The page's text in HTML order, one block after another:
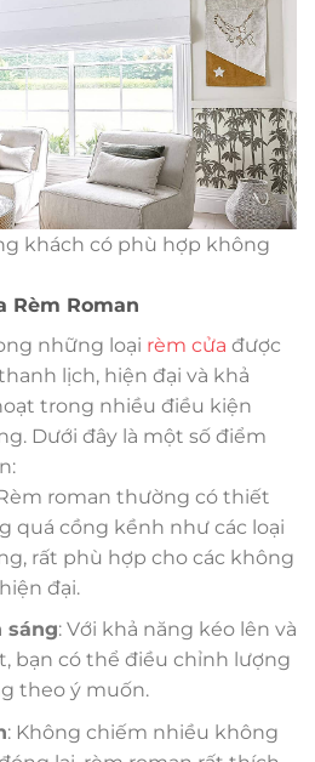
khách có phù hợp không
Rèm Roman
những loại rèm cửa được
lịch, hiện đại và khả
trong nhiều điều kiện
Dưới đây là một số điểm
roman thường có thiết
quá cồng kềnh như các loại
rất phù hợp cho các không
đại.
sáng: Với khả năng kéo lên và
bạn có thể điều chỉnh lượng
theo ý muốn.
: Không chiếm nhiều không